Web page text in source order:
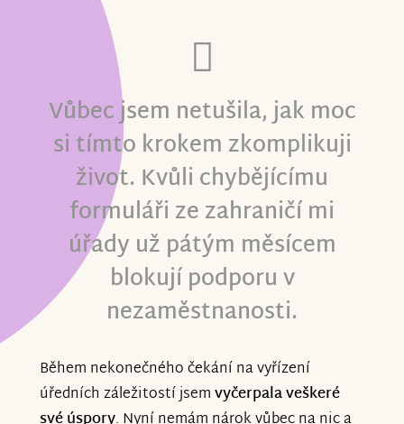
Vůbec jsem netušila, jak moc
si tímto krokem zkomplikuji
život. Kvůli chybějícímu
formuláři ze zahraničí mi
úřady už pátým měsícem
blokují podporu v
nezaměstnanosti.
Během nekonečného čekání na vyřízení
úředních záležitostí jsemvyčerpala veškeré